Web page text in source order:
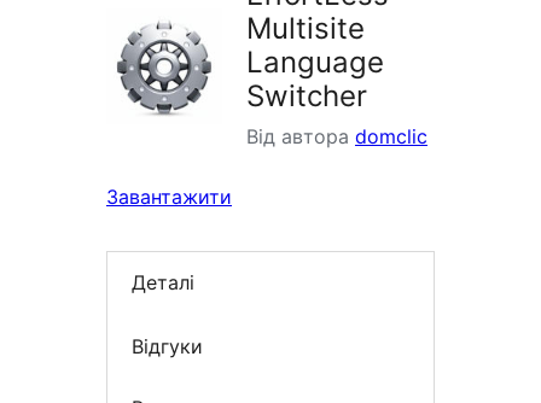
Multisite
Language
Switcher
Від автора domclic
Завантажити
Деталі
Відгуки